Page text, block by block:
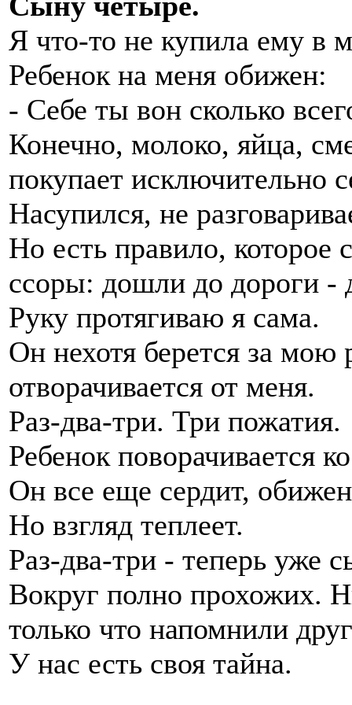
Я что-то не купила ему в
Ребенок на меня обижен:
- Себе ты вон сколько
Конечно, молоко, яйца,
покупает исключительно
Насупился, не
Но есть правило, которое
ссоры: дошли до дороги -
Руку протягиваю я сама.
Он нехотя берется за мою
отворачивается от меня.
Раз-два-три. Три пожатия.
Ребенок поворачивается
Он все еще сердит,
Но взгляд теплеет.
Раз-два-три - теперь уже
Вокруг полно прохожих.
только что напомнили
У нас есть своя тайна.